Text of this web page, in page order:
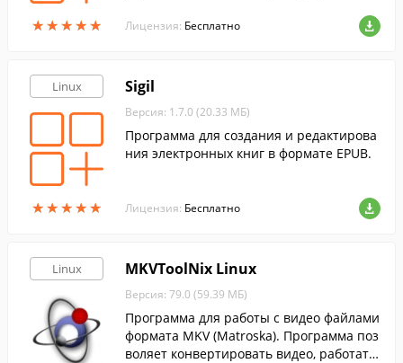
★★★★★
★★★★★ Лицензия: Бесплатно
Linux
★★★★★
★★★★★
Sigil
Версия: 1.7.0 (20.33 МБ)
Программа для создания и редактирова
ния электронных книг в формате EPUB.
Лицензия: Бесплатно
Linux MKVToolNix Linux
Версия: 79.0 (59.39 МБ)
Программа для работы с видео файлами
формата MKV (Matroska). Программа поз
воляет конвертировать видео, работать